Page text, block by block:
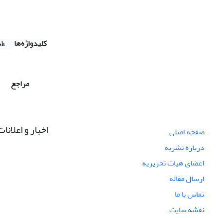
کلیدواژه‌ها
مراجع
صفحه اصلی
درباره نشریه
اعضای هیات تحریریه
ارسال مقاله
تماس با ما
نقشه سایت
اخبار و